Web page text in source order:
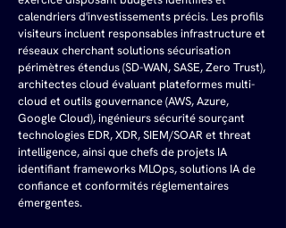
calendriers d'investissements précis. Les profils
visiteurs incluent responsables infrastructure et
réseaux cherchant solutions sécurisation
périmètres étendus (SD-WAN, SASE, Zero Trust),
architectes cloud évaluant plateformes multi-
cloud et outils gouvernance (AWS, Azure,
Google Cloud), ingénieurs sécurité sourçant
technologies EDR, XDR, SIEM/SOAR et threat
intelligence, ainsi que chefs de projets IA
identifiant frameworks MLOps, solutions IA de
confiance et conformités réglementaires
émergentes.